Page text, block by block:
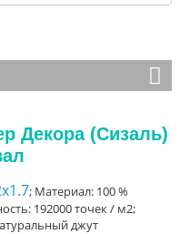
Декора (Сизаль)
; Материал: 100 %
192000 точек / м2;
джут